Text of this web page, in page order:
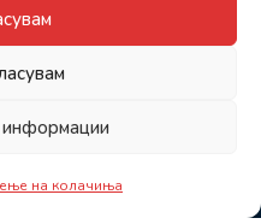
на колачиња